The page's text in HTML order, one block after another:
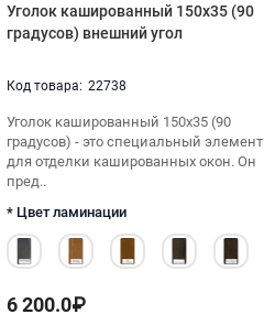
Уголок кашированный 150х35 (90
градусов) внешний угол
22738
Уголок кашированный 150х35 (90
градусов) - это специальный элемент
для отделки кашированных окон. Он
пред..
* Цвет ламинации
6 200.0₽